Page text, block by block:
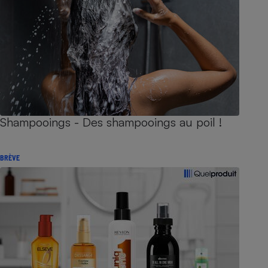
Shampooings - Des shampooings au poil !
BRÈVE